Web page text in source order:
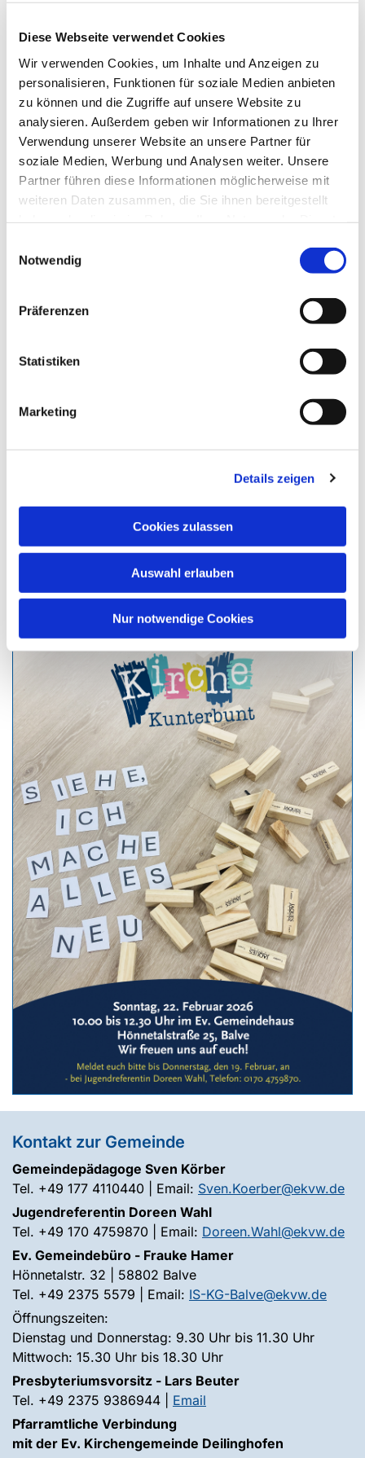
Diese Webseite verwendet Cookies
Wir verwenden Cookies, um Inhalte und Anzeigen zu
personalisieren, Funktionen für soziale Medien anbieten
zu können und die Zugriffe auf unsere Website zu
analysieren. Außerdem geben wir Informationen zu Ihrer
Verwendung unserer Website an unsere Partner für
soziale Medien, Werbung und Analysen weiter. Unsere
Partner führen diese Informationen möglicherweise mit
weiteren Daten zusammen, die Sie ihnen bereitgestellt
Notwendig
Präferenzen
Statistiken
Marketing
Details zeigen
Cookies zulassen
Auswahl erlauben
Nur notwendige Cookies
03.07.2024 –
Rückblick | Kirche Kunterbunt zur
24.06.2024 –„Der Ball ist rund, Europa bunt!“
Kontakt | Kirche Kunterbunt
Jugendreferentin Doreen Wahl
Tel. +49 170 4759870 | Email:doreen.wahl@ekvw.de
Gemeindepädagoge Sven Körber
Kontakt zur Gemeinde
Gemeindepädagoge Sven Körber
Tel. +49 177 4110440 | Email: Sven.Koerber@ekvw.de
Jugendreferentin Doreen Wahl
Tel. +49 170 4759870 | Email: Doreen.Wahl@ekvw.de
Ev. Gemeindebüro - Frauke Hamer
Hönnetalstr. 32 | 58802 Balve
Tel. +49 2375 5579 | Email: IS-KG-Balve@ekvw.de
Öffnungszeiten:
Dienstag und Donnerstag: 9.30 Uhr bis 11.30 Uhr
Mittwoch: 15.30 Uhr bis 18.30 Uhr
Presbyteriumsvorsitz - Lars Beuter
Tel. +49 2375 9386944 | Email
Pfarramtliche Verbindung
mit der Ev. Kirchengemeinde Deilinghofen